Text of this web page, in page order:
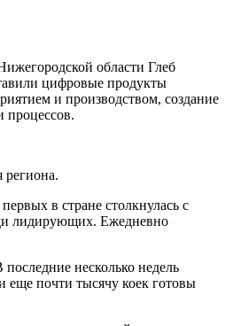
области Глеб
цифровые продукты
и производством, создание
процессов.
региона.
в стране столкнулась с
лидирующих. Ежедневно
несколько недель
еще почти тысячу коек готовы